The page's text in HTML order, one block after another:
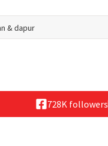
728K followers